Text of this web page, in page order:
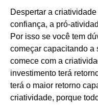
Despertar a
confiança, a pró-
Por isso se você tem
começar capacitando a
comece com a
investimento terá
terá o maior retorno
criatividade, porque